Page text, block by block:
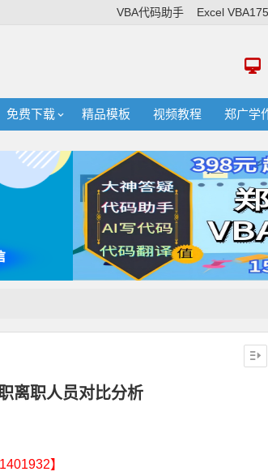
VBA代码助手 Excel
免费下载 精品模板 视频教程 郑广学
离职人员对比分析
】